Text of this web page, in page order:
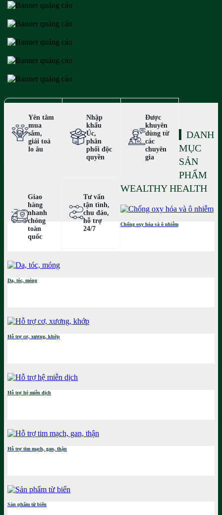
Yên tâm
mua
sắm,
giải toả
lo âu
Nhập
khẩu
Úc,
phân
phối độc
quyền
Được
khuyên
dùng từ
các
chuyên
gia
Giao
hàng
nhanh
chóng
toàn
quốc
Tư vấn
tận tình,
chu đáo,
hỗ trợ
24/7
DANH
MỤC
SẢN
PHẨM
WEALTHY HEALTH
Chống oxy hóa và ô nhiễm
Da, tóc, móng
Hỗ trợ cơ, xương, khớp
Hỗ trợ hệ miễn dịch
Hỗ trợ tim mạch, gan, thận
Sản phẩm từ biển